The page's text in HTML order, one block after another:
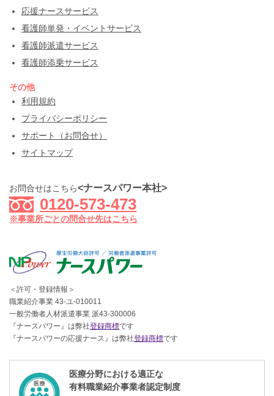
応援ナースサービス
看護師単発・イベントサービス
看護師派遣サービス
看護師添乗サービス
その他
利用規約
プライバシーポリシー
サポート（お問合せ）
サイトマップ
お問合せはこちら<ナースパワー本社>
0120-573-473
※事業所ごとの問合せ先はこちら
＜許可・登録情報＞
職業紹介事業 43-ユ-010011
一般労働者人材派遣事業 派43-300006
『ナースパワー』は弊社登録商標です
『ナースパワーの応援ナース』は弊社登録商標です
医療分野における適正な
有料職業紹介事業者認定制度